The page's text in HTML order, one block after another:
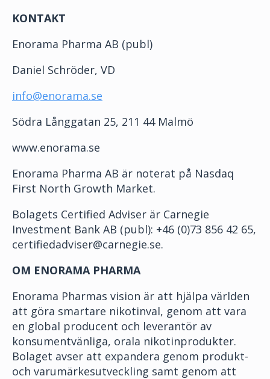
KONTAKT
Enorama Pharma AB (publ)
Daniel Schröder, VD
info@enorama.se
Södra Långgatan 25, 211 44 Malmö
www.enorama.se
Enorama Pharma AB är noterat på Nasdaq
First North Growth Market.
Bolagets Certified Adviser är Carnegie
Investment Bank AB (publ): +46 (0)73 856 42 65,
certifiedadviser@carnegie.se.
OM ENORAMA PHARMA
Enorama Pharmas vision är att hjälpa världen
att göra smartare nikotinval, genom att vara
en global producent och leverantör av
konsumentvänliga, orala nikotinprodukter.
Bolaget avser att expandera genom produkt-
och varumärkesutveckling samt genom att